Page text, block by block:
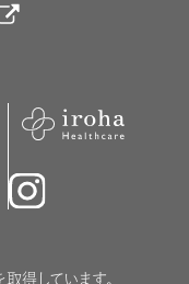
得しています。